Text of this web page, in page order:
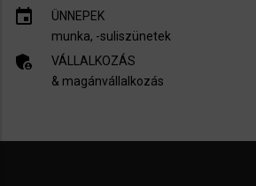
insert_invitation
ÜNNEPEK
munka, -suliszünetek
admin_panel_settings
VÁLLALKOZÁS
& magánvállalkozás